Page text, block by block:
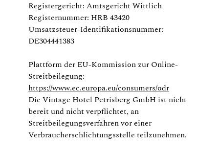
Registergericht: Amtsgericht Wittlich
Registernummer: HRB 43420
Umsatzsteuer-Identifikationsnummer:
DE304441383
Plattform der EU-Kommission zur Online-
Streitbeilegung:
https://www.ec.europa.eu/consumers/odr
Die Vintage Hotel Petrisberg GmbH ist nicht
bereit und nicht verpflichtet, an
Streitbeilegungsverfahren vor einer
Verbraucherschlichtungsstelle teilzunehmen.